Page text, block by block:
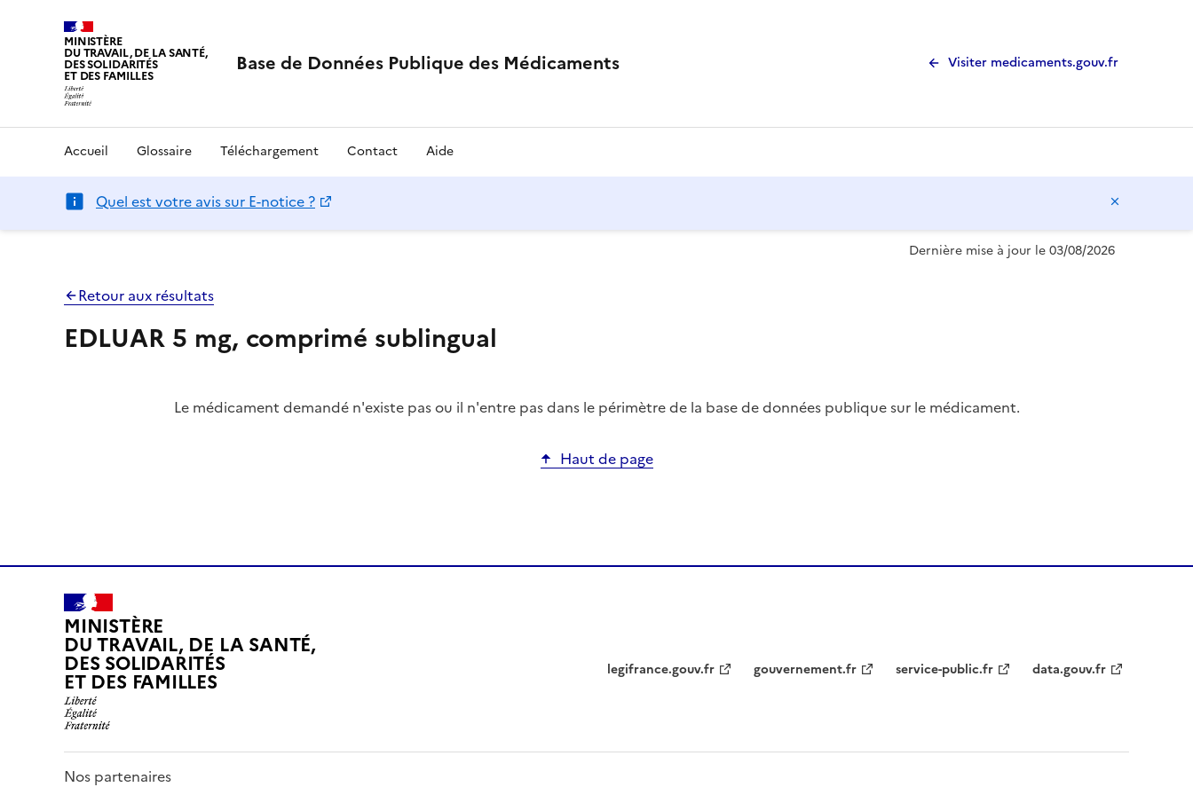
MINISTÈRE
DU TRAVAIL, DE LA SANTÉ,
DES SOLIDARITÉS
ET DES FAMILLES Base de Données Publique des Médicaments Visiter medicaments.gouv.fr
Accueil Glossaire Téléchargement Contact Aide
Quel est votre avis sur E-notice ?
Dernière mise à jour le 03/08/2026
Retour aux résultats
EDLUAR 5 mg, comprimé sublingual
Le médicament demandé n'existe pas ou il n'entre pas dans le périmètre de la base de données publique sur le médicament.
Haut de page
MINISTÈRE
DU TRAVAIL, DE LA SANTÉ,
DES SOLIDARITÉS
ET DES FAMILLES legifrance.gouv.fr gouvernement.fr service-public.fr data.gouv.fr
Nos partenaires